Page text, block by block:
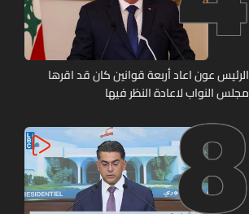
الرئيس عون اعاد أربعة قوانين كان قد اقرها
مجلس النواب لاعادة النظر فيها
8